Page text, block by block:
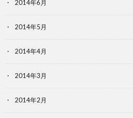
2014年6月
2014年5月
2014年4月
2014年3月
2014年2月